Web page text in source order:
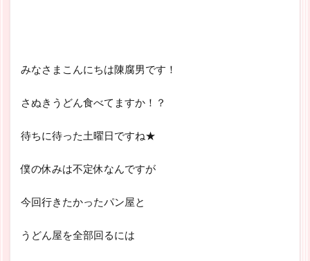
みなさまこんにちは陳腐男です！
さぬきうどん食べてますか！？
待ちに待った土曜日ですね★
僕の休みは不定休なんですが
今回行きたかったパン屋と
うどん屋を全部回るには